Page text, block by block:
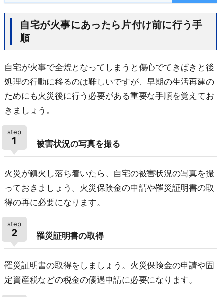
自宅が火事にあったら片付け前に行う手
順
自宅が火事で全焼となってしまうと傷心でてきぱきと後
処理の行動に移るのは難しいですが、早期の生活再建の
ためにも火災後に行う必要がある重要な手順を覚えてお
きましょう。
step
1 被害状況の写真を撮る
火災が鎮火し落ち着いたら、自宅の被害状況の写真を撮
っておきましょう。火災保険金の申請や罹災証明書の取
得の再に必要になります。
step
2 罹災証明書の取得
罹災証明書の取得をしましょう。火災保険金の申請や固
定資産税などの税金の優遇申請に必要になります。